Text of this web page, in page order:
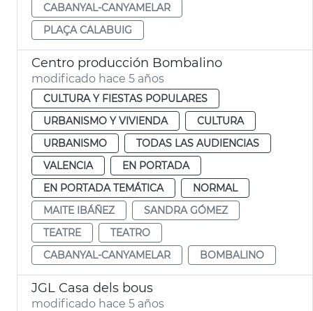
CABANYAL-CANYAMELAR
PLAÇA CALABUIG
Centro producción Bombalino
modificado hace 5 años
CULTURA Y FIESTAS POPULARES
URBANISMO Y VIVIENDA
CULTURA
URBANISMO
TODAS LAS AUDIENCIAS
VALENCIA
EN PORTADA
EN PORTADA TEMÁTICA
NORMAL
MAITE IBÁÑEZ
SANDRA GÓMEZ
TEATRE
TEATRO
CABANYAL-CANYAMELAR
BOMBALINO
JGL Casa dels bous
modificado hace 5 años